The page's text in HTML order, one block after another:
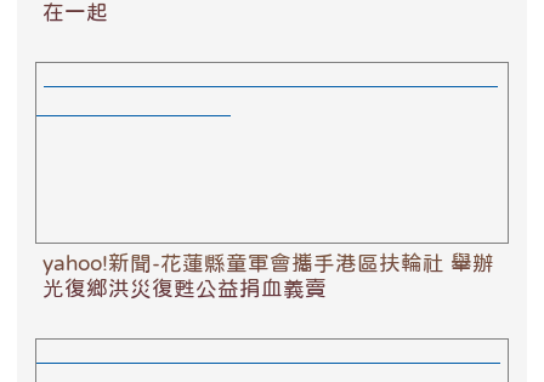
在一起
yahoo!新聞-花蓮縣童軍會攜手港區扶輪社 舉辦
光復鄉洪災復甦公益捐血義賣